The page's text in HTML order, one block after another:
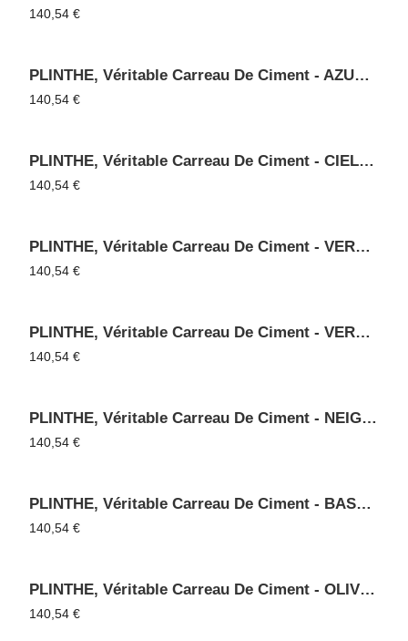
140,54€
PLINTHE, Véritable Carreau De Ciment - AZUR 85
140,54€
PLINTHE, Véritable Carreau De Ciment - CIEL 80
140,54€
PLINTHE, Véritable Carreau De Ciment - VERT FONCE 3014
140,54€
PLINTHE, Véritable Carreau De Ciment - VERT DE GRIS 3015
140,54€
PLINTHE, Véritable Carreau De Ciment - NEIGE 05
140,54€
PLINTHE, Véritable Carreau De Ciment - BASALTE 11
140,54€
PLINTHE, Véritable Carreau De Ciment - OLIVE 60
140,54€